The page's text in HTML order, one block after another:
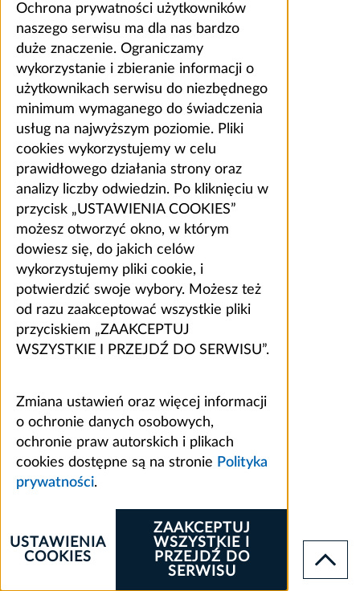
Ochrona prywatności użytkowników
naszego serwisu ma dla nas bardzo
duże znaczenie. Ograniczamy
wykorzystanie i zbieranie informacji o
użytkownikach serwisu do niezbędnego
minimum wymaganego do świadczenia
usług na najwyższym poziomie. Pliki
cookies wykorzystujemy w celu
prawidłowego działania strony oraz
analizy liczby odwiedzin. Po kliknięciu w
przycisk „USTAWIENIA COOKIES”
możesz otworzyć okno, w którym
dowiesz się, do jakich celów
wykorzystujemy pliki cookie, i
potwierdzić swoje wybory. Możesz też
od razu zaakceptować wszystkie pliki
przyciskiem „ZAAKCEPTUJ
WSZYSTKIE I PRZEJDŹ DO SERWISU”.
Zmiana ustawień oraz więcej informacji
o ochronie danych osobowych,
ochronie praw autorskich i plikach
cookies dostępne są na stronie Polityka
prywatności.
ZAAKCEPTUJ
WSZYSTKIE I
PRZEJDŹ DO
SERWISU
USTAWIENIA
COOKIES